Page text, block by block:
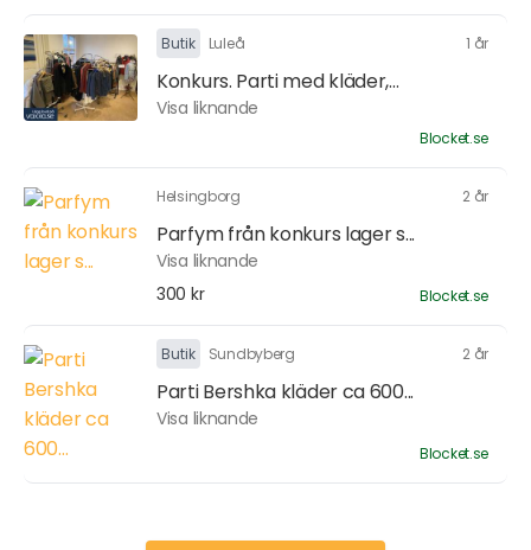
Butik Luleå 1 år
Konkurs. Parti med kläder,...
Visa liknande
Blocket.se
Helsingborg 2 år
Parfym från konkurs lager s...
Visa liknande
300 kr
Blocket.se
Butik Sundbyberg 2 år
Parti Bershka kläder ca 600...
Visa liknande
Blocket.se